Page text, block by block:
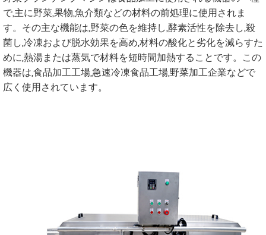
で,主に野菜,果物,魚介類などの材料の前処理に使用されま
す。その主な機能は,野菜の色を維持し,酵素活性を除去し,殺
菌し,冷凍および脱水効果を高め,材料の酸化と劣化を減らすた
めに,熱湯または蒸気で材料を短時間加熱することです。この
機器は,食品加工工場,急速冷凍食品工場,野菜加工企業などで
広く使用されています。